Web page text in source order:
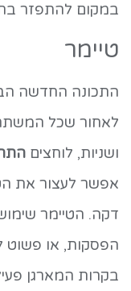
במקום להתפזר
טיימר
התכונה החדשה
לאחור שכל
ושניות, לוחצים
אפשר לעצור את
דקה. הטיימר
הפסקות, או פשוט
בקרות המארגן